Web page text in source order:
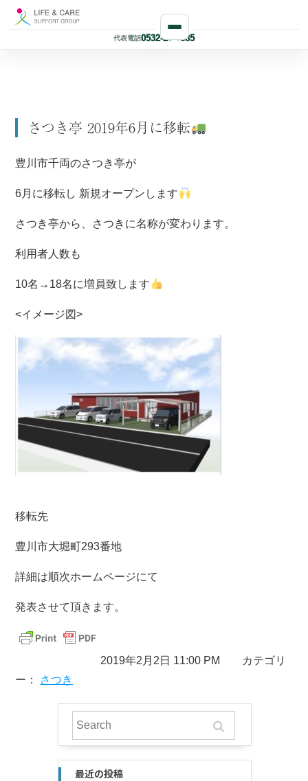
代表電話0532-26-8885
さつき亭 2019年6月に移転
豊川市千両のさつき亭が
6月に移転し 新規オープンします
さつき亭から、さつきに名称が変わります。
利用者人数も
10名→18名に増員致します
<イメージ図>
移転先
豊川市大堀町293番地
詳細は順次ホームページにて
発表させて頂きます。
2019年2月2日 11:00 PM カテゴリ
ー： さつき
最近の投稿